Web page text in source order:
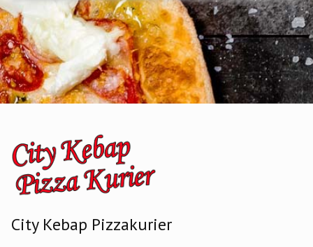
City Kebap Pizzakurier